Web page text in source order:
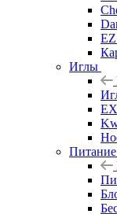
Иглы
Питание